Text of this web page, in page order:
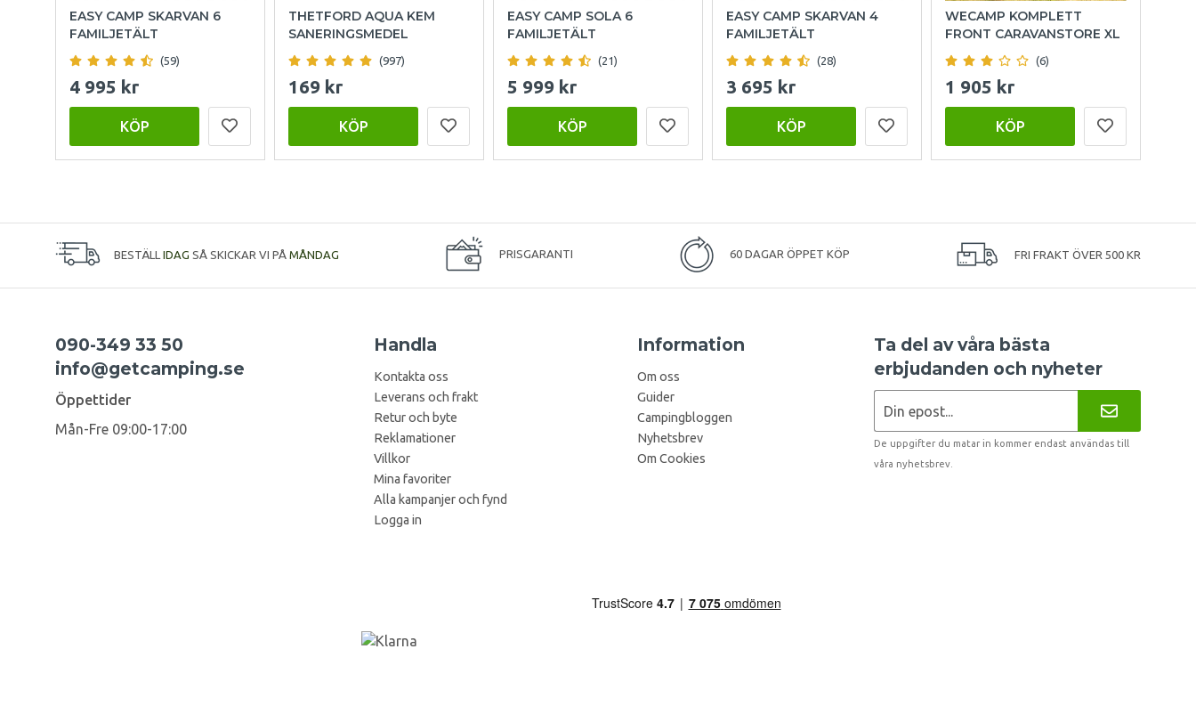
EASY CAMP SKARVAN 6
FAMILJETÄLT
(59)
4 995 kr
KÖP
THETFORD AQUA KEM
SANERINGSMEDEL
(997)
169 kr
KÖP
EASY CAMP SOLA 6
FAMILJETÄLT
(21)
5 999 kr
KÖP
EASY CAMP SKARVAN 4
FAMILJETÄLT
(28)
3 695 kr
KÖP
WECAMP KOMPLETT
FRONT CARAVANSTORE XL
(6)
1 905 kr
KÖP
BESTÄLL IDAG SÅ SKICKAR VI PÅ MÅNDAG PRISGARANTI 60 DAGAR ÖPPET KÖP FRI FRAKT ÖVER 500 KR
090-349 33 50
info@getcamping.se
Öppettider
Mån-Fre 09:00-17:00
Handla
Kontakta oss
Leverans och frakt
Retur och byte
Reklamationer
Villkor
Mina favoriter
Alla kampanjer och fynd
Logga in
Information
Om oss
Guider
Campingbloggen
Nyhetsbrev
Om Cookies
Ta del av våra bästa
erbjudanden och nyheter
De uppgifter du matar in kommer endast användas till
våra nyhetsbrev.